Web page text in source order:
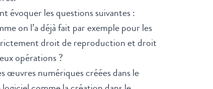
évoquer les questions suivantes :
on l’a déjà fait par exemple pour les
droit de reproduction et droit
opérations ?
œuvres numériques créées dans le